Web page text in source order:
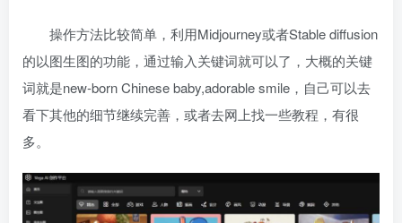
操作方法比较简单，利用Midjourney或者Stable diffusion
的以图生图的功能，通过输入关键词就可以了，大概的关键
词就是new-born Chinese baby,adorable smile，自己可以去
看下其他的细节继续完善，或者去网上找一些教程，有很
多。